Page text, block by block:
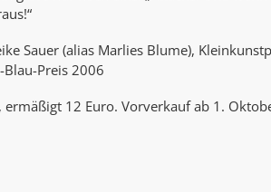
Sauer (alias Marlies Blume),
Blau-Preis 2006
ermäßigt 12 Euro. Vorverkauf ab 1.